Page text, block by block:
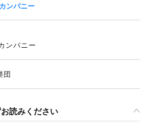
ンパニー
ンパニー
団
読みください